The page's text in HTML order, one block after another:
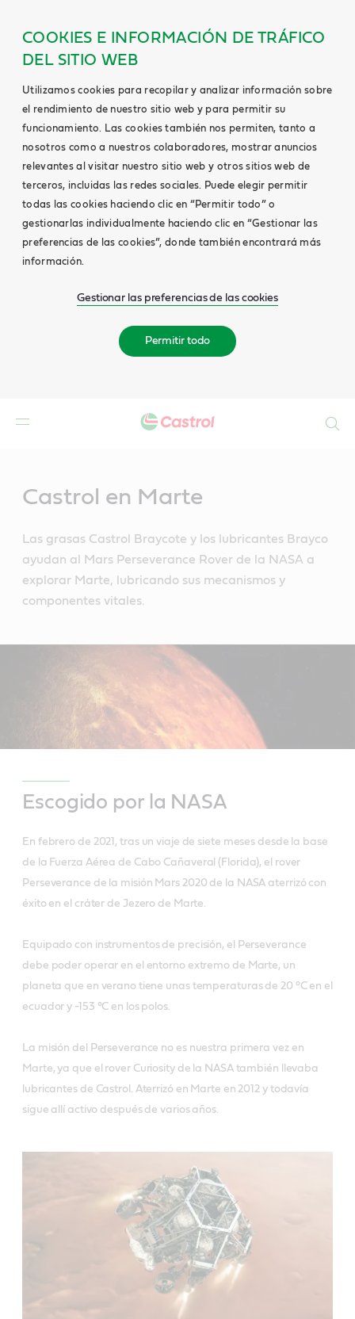
COOKIES E INFORMACIÓN DE TRÁFICO
DEL SITIO WEB
Utilizamos cookies para recopilar y analizar información sobre
el rendimiento de nuestro sitio web y para permitir su
funcionamiento. Las cookies también nos permiten, tanto a
nosotros como a nuestros colaboradores, mostrar anuncios
relevantes al visitar nuestro sitio web y otros sitios web de
terceros, incluidas las redes sociales. Puede elegir permitir
todas las cookies haciendo clic en “Permitir todo” o
gestionarlas individualmente haciendo clic en “Gestionar las
preferencias de las cookies”, donde también encontrará más
información.
Gestionar las preferencias de las cookies
Permitir todo
Castrol en Marte
Las grasas Castrol Braycote y los lubricantes Brayco
ayudan al Mars Perseverance Rover de la NASA a
explorar Marte, lubricando sus mecanismos y
componentes vitales.
Escogido por la NASA
En febrero de 2021, tras un viaje de siete meses desde la base
de la Fuerza Aérea de Cabo Cañaveral (Florida), el rover
Perseverance de la misión Mars 2020 de la NASA aterrizó con
éxito en el cráter de Jezero de Marte.
Equipado con instrumentos de precisión, el Perseverance
debe poder operar en el entorno extremo de Marte, un
planeta que en verano tiene unas temperaturas de 20 °C en el
ecuador y -153 °C en los polos.
La misión del Perseverance no es nuestra primera vez en
Marte, ya que el rover Curiosity de la NASA también llevaba
lubricantes de Castrol. Aterrizó en Marte en 2012 y todavía
sigue allí activo después de varios años.